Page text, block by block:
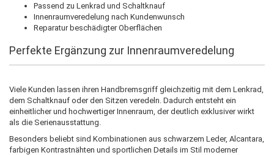
Passend zu Lenkrad und Schaltknauf
Innenraumveredelung nach Kundenwunsch
Reparatur beschädigter Oberflächen
Perfekte Ergänzung zur Innenraumveredelung
Viele Kunden lassen ihren Handbremsgriff gleichzeitig mit dem Lenkrad,
dem Schaltknauf oder den Sitzen veredeln. Dadurch entsteht ein
einheitlicher und hochwertiger Innenraum, der deutlich exklusiver wirkt
als die Serienausstattung.
Besonders beliebt sind Kombinationen aus schwarzem Leder, Alcantara,
farbigen Kontrastnähten und sportlichen Details im Stil moderner